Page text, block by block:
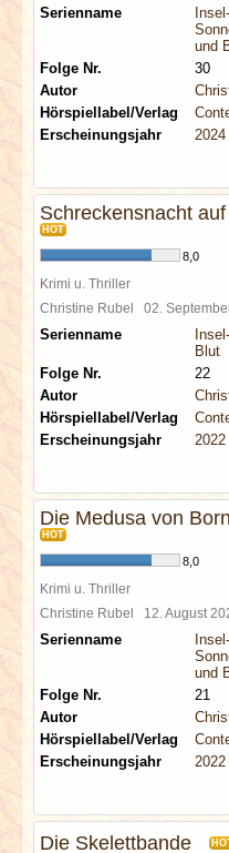
ARCHIV
Serienname
und
Folge Nr.
30
Autor
Hörspiellabel/Verlag
Erscheinungsjahr
2024
Schreckensnacht
HOT
8,0
Krimi u. Thriller
Christine Rubel 02.
Serienname
Blut
Folge Nr.
22
Autor
Hörspiellabel/Verlag
Erscheinungsjahr
2022
Die Medusa von
HOT
8,0
Krimi u. Thriller
Christine Rubel 12. August
Serienname
und
Folge Nr.
21
Autor
Hörspiellabel/Verlag
Erscheinungsjahr
2022
Die Skelettbande